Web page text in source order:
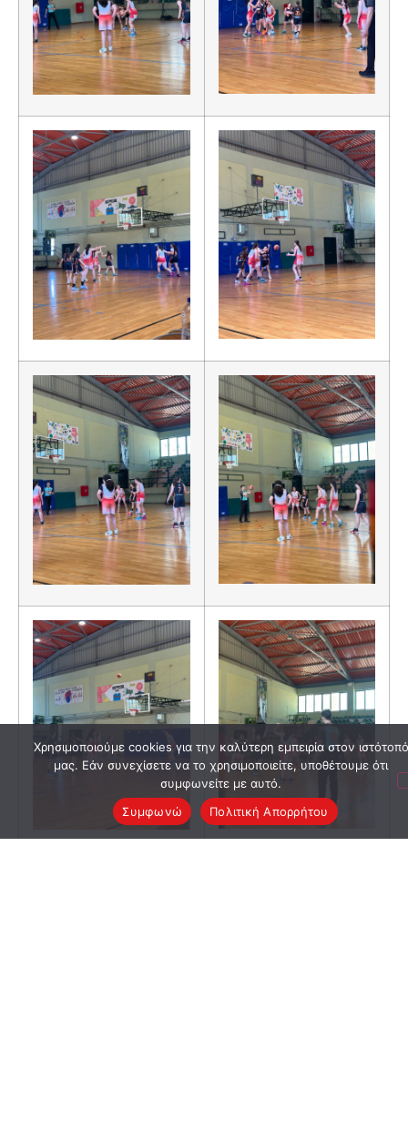
Χρησιμοποιούμε cookies για την καλύτερη εμπειρία στον ιστότοπό
μας. Εάν συνεχίσετε να το χρησιμοποιείτε, υποθέτουμε ότι
συμφωνείτε με αυτό.
Συμφωνώ
Πολιτική Απορρήτου